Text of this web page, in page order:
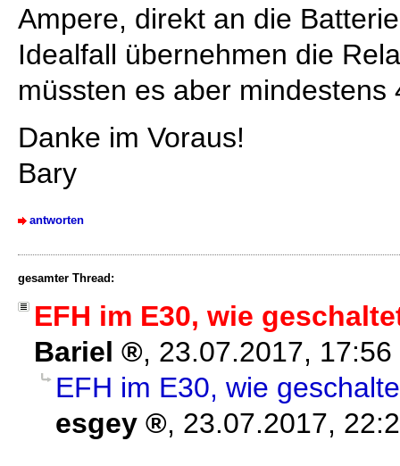
Ampere, direkt an die
Idealfall übernehmen die
müssten es aber mindestens
Danke im Voraus!
Bary
antworten
gesamter Thread:
EFH im E30, wie
Bariel
, 23.07.2017, 17:56
EFH im E30, wie
esgey
, 23.07.2017,